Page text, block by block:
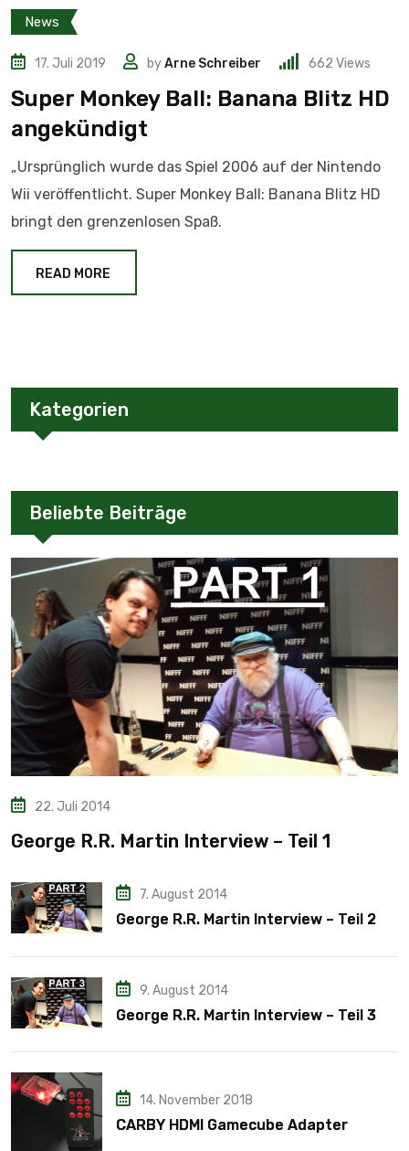
News
17. Juli 2019 byArne Schreiber 662 Views
Super Monkey Ball: Banana Blitz HD
angekündigt
„Ursprünglich wurde das Spiel 2006 auf der Nintendo
Wii veröffentlicht. Super Monkey Ball: Banana Blitz HD
bringt den grenzenlosen Spaß.
READ MORE
Kategorien
Beliebte Beiträge
22. Juli 2014
George R.R. Martin Interview – Teil 1
7. August 2014
George R.R. Martin Interview – Teil 2
9. August 2014
George R.R. Martin Interview – Teil 3
14. November 2018
CARBY HDMI Gamecube Adapter